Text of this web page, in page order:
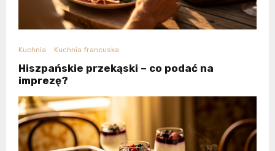
Kuchnia Kuchnia francuska
Hiszpańskie przekąski – co podać na
imprezę?